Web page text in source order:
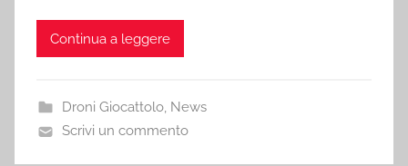
Continua a leggere
Droni Giocattolo, News
Scrivi un commento